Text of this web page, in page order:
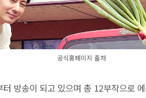
공식홈페이지 출처
방송이 되고 있으며 총 12부작으로